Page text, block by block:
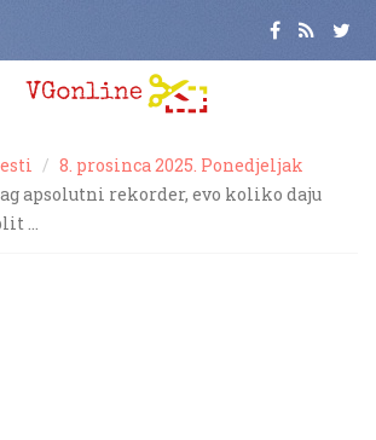
8. prosinca 2025. Ponedjeljak
apsolutni rekorder, evo koliko daju
…